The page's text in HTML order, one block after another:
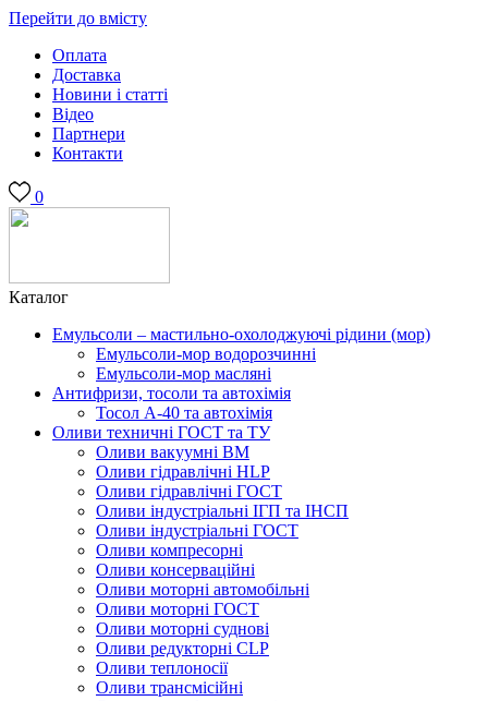
Перейти до вмісту
Оплата
Доставка
Новини і статті
Відео
Партнери
Контакти
0
Каталог
Емульсоли – мастильно-охолоджуючі рідини (мор)
Емульсоли-мор водорозчинні
Емульсоли-мор масляні
Антифризи, тосоли та автохімія
Тосол А-40 та автохімія
Оливи техничні ГОСТ та ТУ
Оливи вакуумні ВМ
Оливи гідравлічні HLP
Оливи гідравлічні ГОСТ
Оливи індустріальні ІГП та ІНСП
Оливи індустріальні ГОСТ
Оливи компресорні
Оливи консерваційні
Оливи моторні автомобільні
Оливи моторні ГОСТ
Оливи моторні суднові
Оливи редукторні CLP
Оливи теплоносії
Оливи трансмісійні